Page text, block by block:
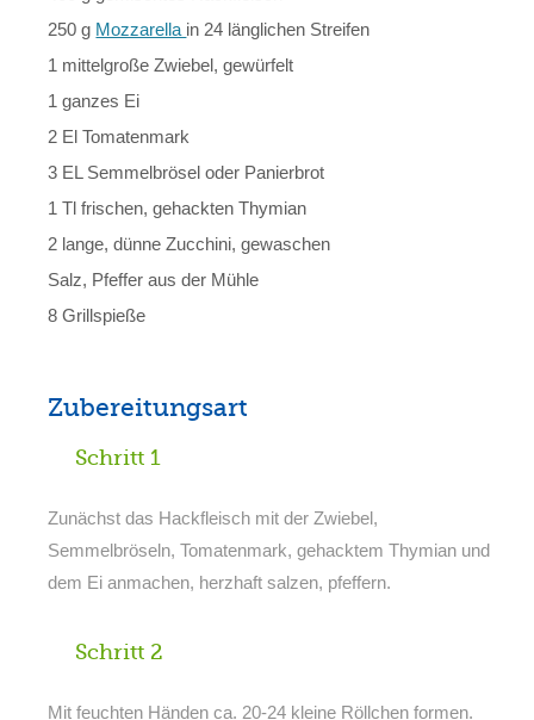
250 g Mozzarella in 24 länglichen Streifen
1 mittelgroße Zwiebel, gewürfelt
1 ganzes Ei
2 El Tomatenmark
3 EL Semmelbrösel oder Panierbrot
1 Tl frischen, gehackten Thymian
2 lange, dünne Zucchini, gewaschen
Salz, Pfeffer aus der Mühle
8 Grillspieße
Zubereitungsart
Schritt 1
Zunächst das Hackfleisch mit der Zwiebel,
Semmelbröseln, Tomatenmark, gehacktem Thymian und
dem Ei anmachen, herzhaft salzen, pfeffern.
Schritt 2
Mit feuchten Händen ca. 20-24 kleine Röllchen formen.